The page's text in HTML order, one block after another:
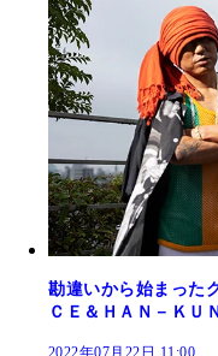
勘違いから始まった
ＣＥ＆ＨＡＮ－ＫＵ
2022年07月22日 11:00